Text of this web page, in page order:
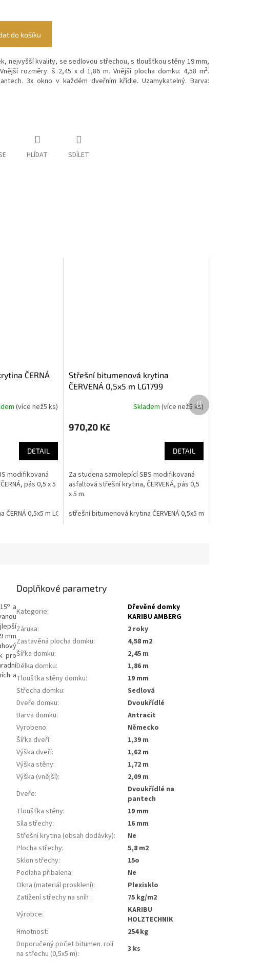
do košíku
nejvyšší kvality, se sedlovou střechou, s tloušťkou stěny 19 mm,
rozměry: š 2,45 x d 1,86 m. Vnější plocha domku: 4,58 m2.
3x okno v každém dveřním křídle. Uzamykatelný. Barva:
HLÍDAT SDÍLET
(více než5 ks)
DETAIL
modifikovaná
pás 0,5 x 5
0,5x5 m LG1801
střešní bitumenová krytina
ČERVENÁ 0,5x5 m LG1799
Skladem (více než5 ks)
970,20 Kč
DETAIL
Za studena samolepící SBS modifikovaná
asfaltová střešní krytina, ČERVENÁ, pás 0,5
x 5 m.
střešní bitumenová krytina ČERVENÁ 0,5x5 m LG1799
Další
produkt
o a
mm
pro
a
Doplňkové parametry
Kategorie:
Dřevěné domky
KARIBU AMBERG
Záruka:
2 roky
Zastavěná plocha domku:
4,58 m2
Šířka domku:
2,45 m
Délka domku:
1,86 m
Tloušťka stěny domku:
19 mm
Střecha domku:
Sedlová
Dveře domku:
Dvoukřídlé
Barva domku:
Antracit
Vyrobeno:
Německo
Šířka dveří:
1,39 m
Výška dveří:
1,62 m
Výška stěny:
1,72 m
Výška (vnější):
2,09 m
Dveře:
dvoukřídlé na
pantech
Tloušťka stěny:
19 mm
Síla střechy:
16 mm
Střešní krytina (obsah dodávky):
ne
Plocha střechy:
5,8 m2
Sklon střechy:
15o
Podlaha přibalena:
ne
Okna (materiál prosklení):
plexisklo
Zatížení střechy na sníh :
75 kg/m2
Výrobce:
KARIBU
HOLZTECHNIK
Hmotnost:
254 kg
Doporučený počet bitumen. rolí
na střechu (0,5x5 m): 3 ks